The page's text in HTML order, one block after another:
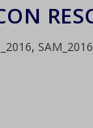
, SAM_2016